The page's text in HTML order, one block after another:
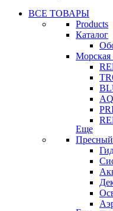
ВСЕ ТОВАРЫ
Products
Каталог
Морская
Еще